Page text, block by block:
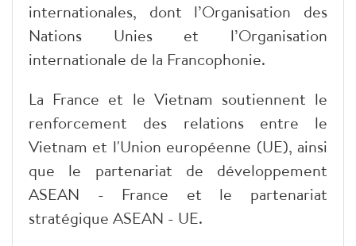
internationales, dont l’Organisation des
Nations Unies et l’Organisation
internationale de la Francophonie.
La France et le Vietnam soutiennent le
renforcement des relations entre le
Vietnam et l'Union européenne (UE), ainsi
que le partenariat de développement
ASEAN - France et le partenariat
stratégique ASEAN - UE.